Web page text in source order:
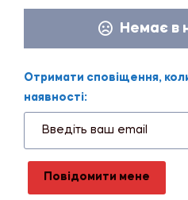
Немає в
Отримати сповіщення,
наявності:
Повідомити мене